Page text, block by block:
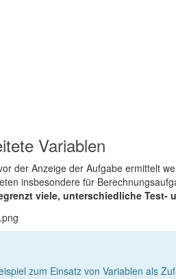
Variablen
der Anzeige der Aufgabe ermittelt
insbesondere für
viele, unterschiedliche Test-
zum Einsatz von Variablen als